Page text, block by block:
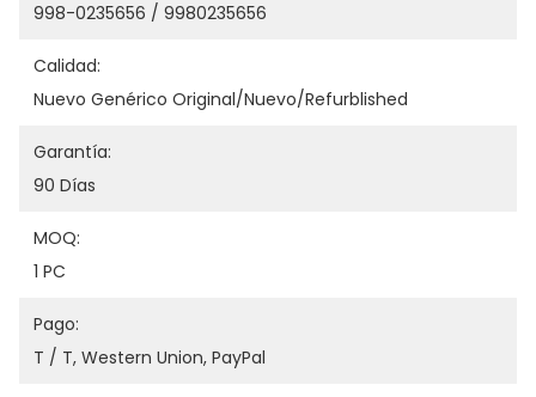
998-0235656 / 9980235656
Calidad:
Nuevo Genérico Original/nuevo/refurblished
Garantía:
90 Días
MOQ:
1 PC
Pago:
T / T, Western Union, PayPal